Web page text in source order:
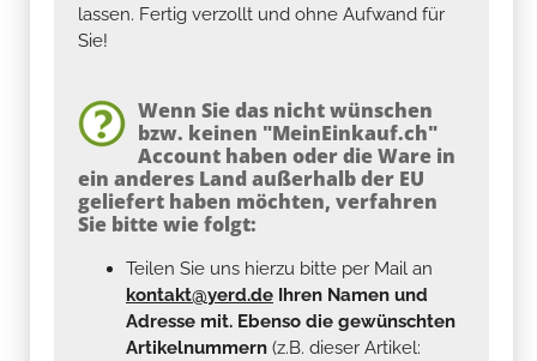
lassen. Fertig verzollt und ohne Aufwand für
Sie!
Wenn Sie das nicht wünschen
bzw. keinen "MeinEinkauf.ch"
Account haben oder die Ware in
ein anderes Land außerhalb der EU
geliefert haben möchten, verfahren
Sie bitte wie folgt:
Teilen Sie uns hierzu bitte per Mail an
kontakt@yerd.de Ihren Namen und
Adresse mit. Ebenso die gewünschten
Artikelnummern (z.B. dieser Artikel: